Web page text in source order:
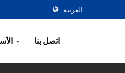
العربية
اتصل بنا